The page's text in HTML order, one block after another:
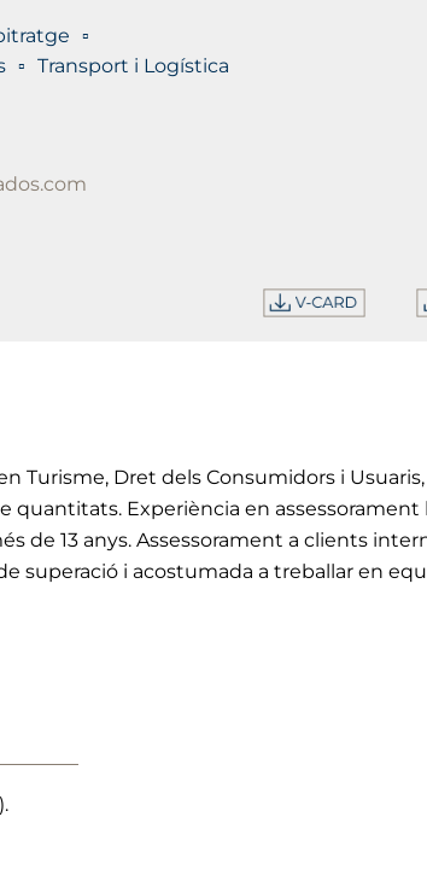
Transport i Logística
Turisme, Dret dels Consumidors i Usuaris,
quantitats. Experiència en assessorament
de 13 anys. Assessorament a clients
superació i acostumada a treballar en